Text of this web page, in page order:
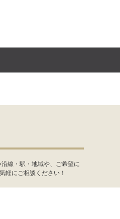
線・駅・地域や、ご希望に
軽にご相談ください！